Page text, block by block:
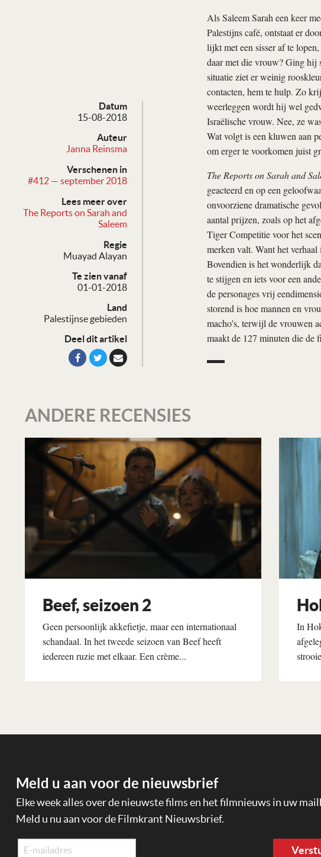
Datum
15-08-2018
Auteur
Janna Reinsma
Verschenen in
#412 — september 2018
Lees meer over
The Reports on Sarah and
Saleem
Regie
Muayad Alayan
Te zien vanaf
01-01-2018
Land
Palestijnse gebieden
Deel dit artikel
Als Saleem Sarah een keer
Palestijns café, ontstaat er
lijkt met een sisser af te
daar met die vrouw? Ging hij
situatie ziet er weinig
contacten, hem te hulp. Zo
weerleggen wordt hij wel
Israëlische vrouw. Nee, ze
Wat volgt is een kluwen aan
om erger te voorkomen juist
The Reports on Sarah and
geacteerd en op een
onvoorziene dramatische
aantal prijzen, zoals op het
Tiger Competitie voor het
merken valt. Want het
Bovendien is het wonderlijk
te stijgen en iets voor een
de personages vrij
storend is hoe mannen en
macho’s, terwijl de vrouwen
maakt de 127 minuten die de
ANDERE RECENSIES
Beef, seizoen 2
Geen persoonlijk akkefietje, maar een internationaal
schandaal. In het tweede seizoen van Beef heeft
iedereen ruzie met elkaar. Een crème...
In
Meld u aan voor de nieuwsbrief
Elke week alles over de nieuwste films en het filmnieuws in uw
Meld u nu aan voor de Filmkrant Nieuwsbrief.